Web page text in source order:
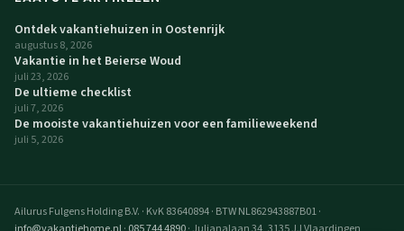
Ontdek vakantiehuizen in Oostenrijk
augustus 8, 2026
Vakantie in het Beierse Woud
juli 23, 2026
De ultieme checklist
juli 7, 2026
De mooiste vakantiehuizen voor een familieweekend
juli 5, 2026
Ailurus Fulgens Holding B.V. · KvK 83640894· BTW NL862943887B01·